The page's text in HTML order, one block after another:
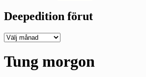
Deepedition förut
Deepedition
Tung morgon